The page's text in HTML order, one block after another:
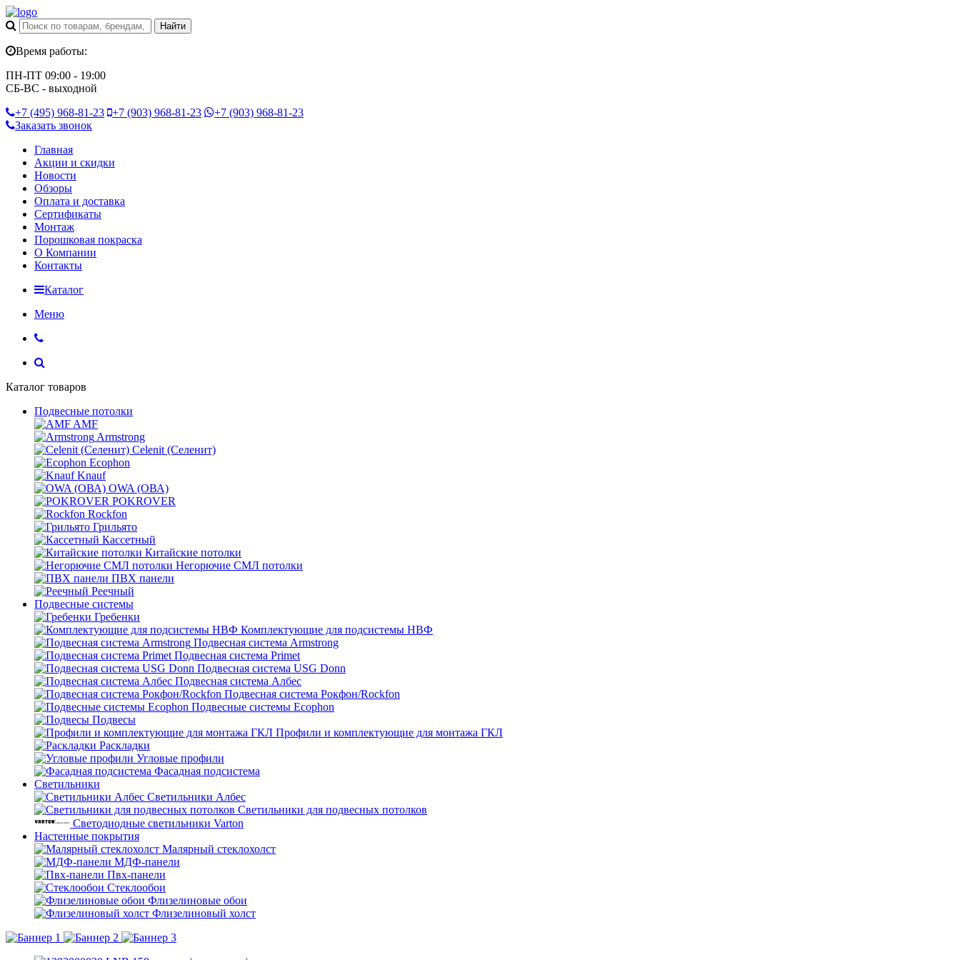
Время работы:
ПН-ПТ 09:00 - 19:00
СБ-ВС - выходной
+7 (495) 968-81-23 +7 (903) 968-81-23 +7 (903) 968-81-23
Заказать звонок
Главная
Акции и скидки
Новости
Обзоры
Оплата и доставка
Сертификаты
Монтаж
Порошковая покраска
О Компании
Контакты
Каталог
Меню
Каталог товаров
Подвесные потолки
AMF
Armstrong
Celenit (Селенит)
Ecophon
Knauf
OWA (ОВА)
POKROVER
Rockfon
Грильято
Кассетный
Китайские потолки
Негорючие СМЛ потолки
ПВХ панели
Реечный
Подвесные системы
Гребенки
Комплектующие для подсистемы НВФ
Подвесная система Armstrong
Подвесная система Primet
Подвесная система USG Donn
Подвесная система Албес
Подвесная система Рокфон/Rockfon
Подвесные системы Ecophon
Подвесы
Профили и комплектующие для монтажа ГКЛ
Раскладки
Угловые профили
Фасадная подсистема
Светильники
Светильники Албес
Светильники для подвесных потолков
Светодиодные светильники Varton
Настенные покрытия
Малярный стеклохолст
МДФ-панели
Пвх-панели
Стеклообои
Флизелиновые обои
Флизелиновый холст